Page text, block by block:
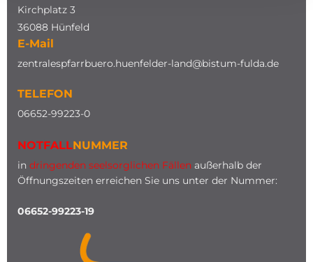
Kirchplatz 3
36088 Hünfeld
E-Mail
zentralespfarrbuero.huenfelder-land@bistum-fulda.de
TELEFON
06652-99223-0
NOTFALLNUMMER
in dringenden seelsorglichen Fällen außerhalb der
Öffnungszeiten erreichen Sie uns unter der Nummer:
06652-99223-19